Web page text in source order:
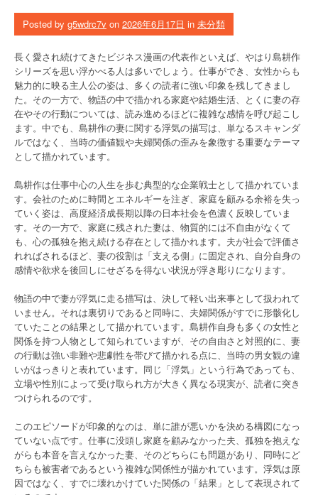
Posted by g5wdrc7v on 2026年6月17日 in 未分類
長く愛され続けてきたビジネス漫画の代表作といえば、やはり島耕作
シリーズを思い浮かべる人は多いでしょう。仕事ができ、女性からも
魅力的に映る主人公の姿は、多くの読者に強い印象を残してきまし
た。その一方で、物語の中で描かれる家庭や結婚生活、とくに妻の存
在やその行動については、読み進めるほどに複雑な感情を呼び起こし
ます。中でも、島耕作の妻に関する浮気の描写は、単なるスキャンダ
ルではなく、当時の価値観や夫婦関係の歪みを象徴する重要なテーマ
として描かれています。
島耕作は仕事中心の人生を歩む典型的な企業戦士として描かれていま
す。会社のために時間とエネルギーを注ぎ、家庭を顧みる余裕を失っ
ていく姿は、高度経済成長期以降の日本社会を色濃く反映していま
す。その一方で、家庭に残された妻は、物質的には不自由がなくて
も、心の孤独を抱え続ける存在として描かれます。夫が社会で評価さ
れればされるほど、妻の役割は「支える側」に固定され、自分自身の
感情や欲求を後回しにせざるを得ない状況が浮き彫りになります。
物語の中で妻が浮気に走る描写は、決して軽い出来事として扱われて
いません。それは裏切りであると同時に、夫婦関係がすでに形骸化し
ていたことの結果として描かれています。島耕作自身も多くの女性と
関係を持つ人物として知られていますが、その自由さと対照的に、妻
の行動は強い非難や悲劇性を帯びて描かれる点に、当時の男女観の違
いがはっきりと表れています。同じ「浮気」という行為であっても、
立場や性別によって受け取られ方が大きく異なる現実が、読者に突き
つけられるのです。
このエピソードが印象的なのは、単に誰が悪いかを決める構図になっ
ていない点です。仕事に没頭し家庭を顧みなかった夫、孤独を抱えな
がらも本音を言えなかった妻、そのどちらにも問題があり、同時にど
ちらも被害者であるという複雑な関係性が描かれています。浮気は原
因ではなく、すでに壊れかけていた関係の「結果」として表現されて